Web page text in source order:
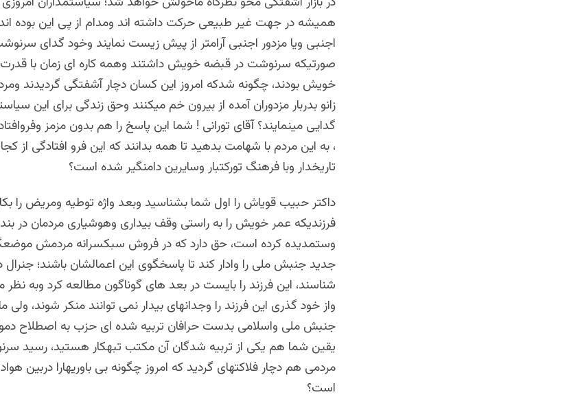
همیشه در جهت غیر طبیعی حرکت داشته اند ومدام از پی این بوده
اجنبی ویا مزدور اجنبی آرامتر از پیش زیست نمایند وخود گدای
صورتیکه سرنوشت در قبضه خویش داشتند وهمه کاره ای زمان با
خویش بودند، چگونه شدکه امروز این کسان دچار آشفتگی گردیدند
زانو بدربار مزدوران آمده از بیرون خم میکنند وحق زندگی برای این
گدایی مینمایند؟ آقای تورانی ! شما این پاسخ را هم بدون مزمز
، به این مردم با شهامت بدهید تا همه بدانند که این فرو افتادگی از
تاریخدار وبا فرهنگ تورکتبار وسایرین دامنگیر شده است؟
داکتر حبیب قویاش را اول شما بشناسید وبعد واژه توطیه ومریض را بکار
فرزندیکه عمر خویش را به راستی وقف بیداری وهوشیاری مردمان در بند
وستمدیده کرده است، حق دارد که در فروش سبکسرانه مردمش
جدید جنبش ملی را وادار کند تا پاسخگوی این اعمالشان باشند؛
شناسند، این فرزند را بایست در بعد های گوناگون مطالعه کرد وبه
واز خود گذری این فرزند را وجدانهای بیدار نمی توانند منکر شوند، ولی
جنبش ملی واسلامی بدست حرافان تربیه شده ای حزب به اصطلاح
یقین شما هم یکی از تربیه شدگان آن مکتب تبهکار هستید، رسید
مردمی هم دچار فلاکتهای گردید که امروز چگونه بی باوریهارا دربین
است؟